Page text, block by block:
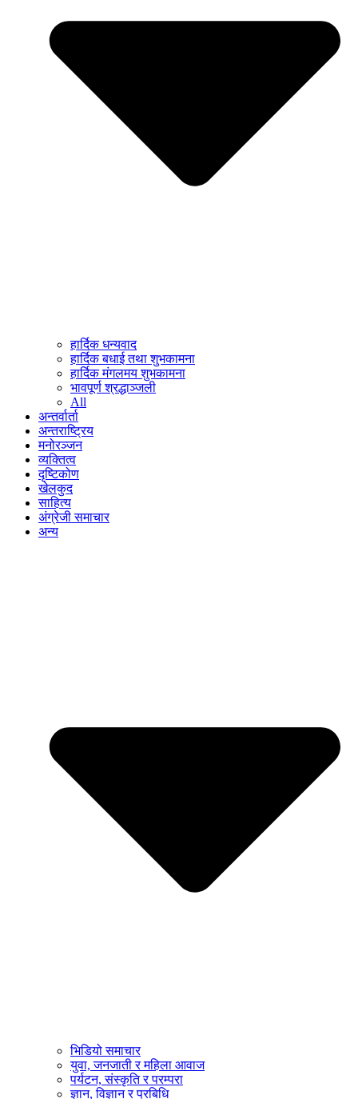
हार्दिक धन्यवाद
हार्दिक बधाई तथा शुभकामना
हार्दिक मंगलमय शुभकामना
भावपूर्ण श्रद्धाञ्जली
All
अन्तर्वार्ता
अन्तराष्ट्रिय
मनोरञ्जन
व्यक्तित्व
दृष्टिकोण
खेलकुद
साहित्य
अंग्रेजी समाचार
अन्य
भिडियो समाचार
युवा, जनजाती र महिला आवाज
पर्यटन, संस्कृति र परम्परा
ज्ञान, विज्ञान र प्रबिधि